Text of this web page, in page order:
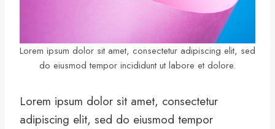
Lorem ipsum dolor sit amet, consectetur adipiscing elit, sed
do eiusmod tempor incididunt ut labore et dolore.
Lorem ipsum dolor sit amet, consectetur
adipiscing elit, sed do eiusmod tempor